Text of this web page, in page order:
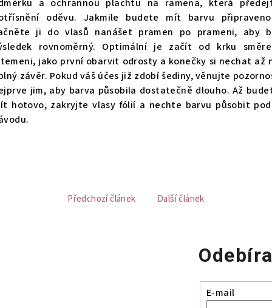
a ochrannou plachtu na ramena, která
oděvu. Jakmile budete mít barvu
ji do vlasů nanášet pramen po prameni, aby
rovnoměrný. Optimální je začít od krku
jako první obarvit odrosty a konečky si nechat až
závěr. Pokud váš účes již zdobí šediny, věnujte
jim, aby barva působila dostatečně dlouho. Až
hotovo, zakryjte vlasy fólií a nechte barvu působit
Předchozí článek Další článek
E-mail